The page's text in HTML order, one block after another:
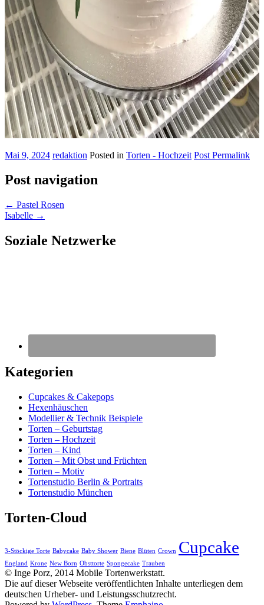
Mai 9, 2024 redaktion Posted in Torten - Hochzeit Post Permalink
Post navigation
← Pastel Rosen
Isabelle →
Soziale Netzwerke
Kategorien
Cupcakes & Cakepops
Hexenhäuschen
Modellier & Technik Beispiele
Torten – Geburtstag
Torten – Hochzeit
Torten – Kind
Torten – Mit Obst und Früchten
Torten – Motiv
Tortenstudio Berlin & Portraits
Tortenstudio München
Torten-Cloud
3-Stöckige Torte Babycake Baby Shower Biene Blüten Crown Cupcake
England Krone New Born Obsttorte Spongecake Trauben
© Inge Porz, 2014 Mobile Tortenwerkstatt.
Die auf dieser Webseite veröffentlichten Inhalte unterliegen dem
deutschen Urheber- und Leistungsschutzrecht.